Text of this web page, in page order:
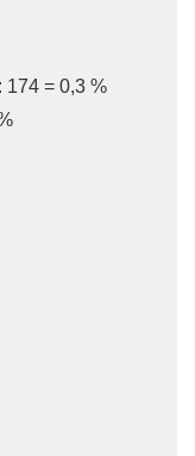
174 = 0,3 %